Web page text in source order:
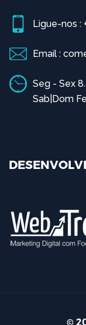
Ligue-nos :
Email :
Seg - Sex
Sab|Dom
©